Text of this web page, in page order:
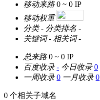
移动来路 0 ~ 0 IP
移动权重
分类 - 分类排名 -
关键词 - 相关词 -
总来路 0 ~ 0 IP
百度收录 - 今日收录 0
一周收录 0 一月收录 0
0 个相关子域名